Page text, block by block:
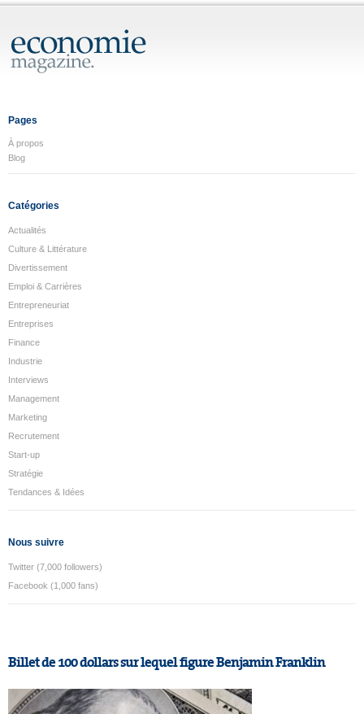
Pages
À propos
Blog
Catégories
Actualités
Culture & Littérature
Divertissement
Emploi & Carrières
Entrepreneuriat
Entreprises
Finance
Industrie
Interviews
Management
Marketing
Recrutement
Start-up
Stratégie
Tendances & Idées
Nous suivre
Twitter (7,000 followers)
Facebook (1,000 fans)
Billet de 100 dollars sur lequel figure Benjamin Franklin